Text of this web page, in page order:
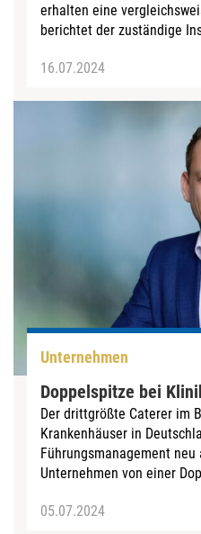
erhalten eine
berichtet der zuständige
16.07.2024
Unternehmen
Doppelspitze bei
Der drittgrößte Caterer im
Krankenhäuser in
Führungsmanagement
Unternehmen von einer
05.07.2024